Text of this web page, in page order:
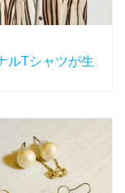
ルTシャツが生